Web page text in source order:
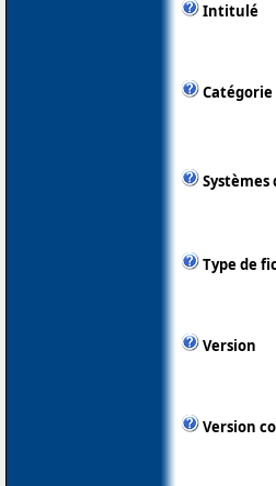
Intitulé
Type de
Version
Version